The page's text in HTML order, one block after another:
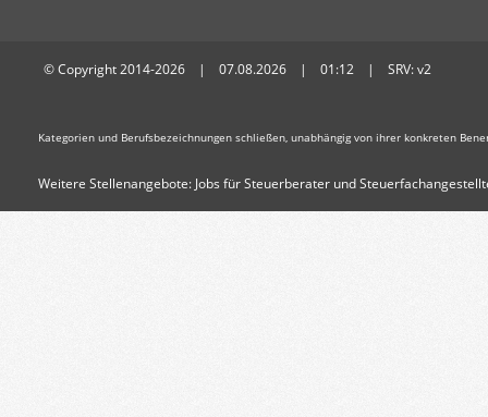
© Copyright 2014-2026 | 07.08.2026 | 01:12 | SRV: v2
Kategorien und Berufsbezeichnungen schließen, unabhängig von ihrer konkreten
Weitere Stellenangebote: Jobs für Steuerberater und